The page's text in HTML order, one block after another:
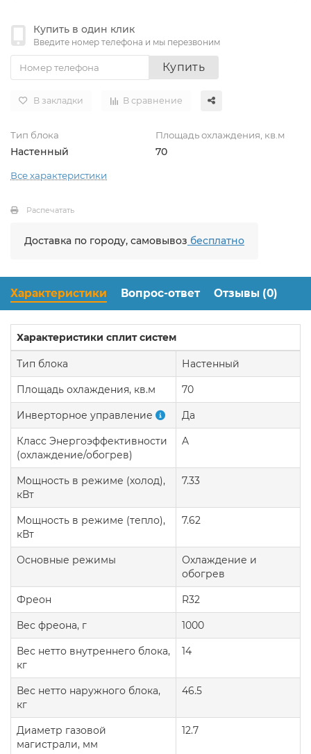
Купить в один клик
Введите номер телефона и мы перезвоним
Купить
В закладки В сравнение
Тип блока
Настенный
Площадь охлаждения, кв.м
70
Все характеристики
Распечатать
Доставка по городу, самовывоз бесплатно
Характеристики Вопрос-ответ Отзывы (0)
Характеристики сплит систем
Тип блока Настенный
Площадь охлаждения, кв.м 70
Инверторное управление Да
Класс Энергоэффективности
(охлаждение/обогрев)
A
Мощность в режиме (холод),
кВт
7.33
Мощность в режиме (тепло),
кВт
7.62
Основные режимы
Охлаждение и
обогрев
Фреон R32
Вес фреона, г 1000
Вес нетто внутреннего блока,
кг
14
Вес нетто наружного блока,
кг
46.5
Диаметр газовой
магистрали, мм
12.7